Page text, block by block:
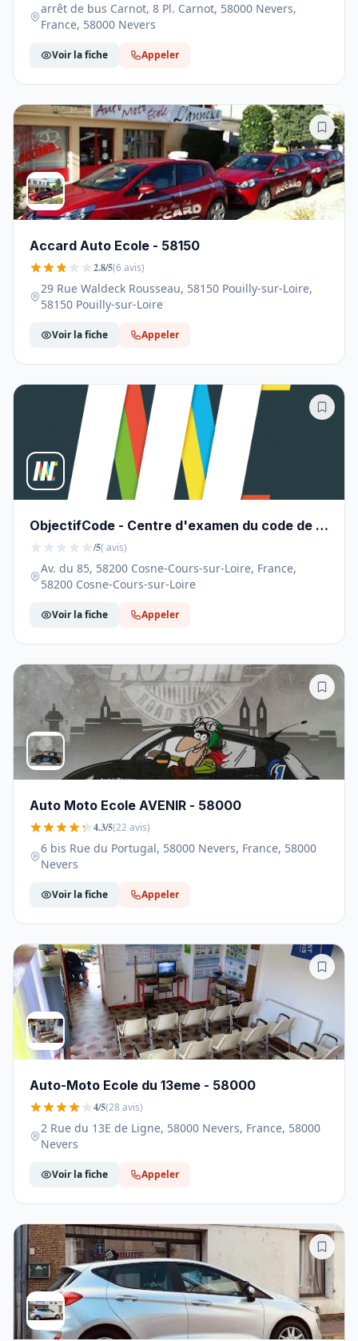
arrêt de bus Carnot, 8 Pl. Carnot, 58000 Nevers,
France, 58000 Nevers
Voir la fiche Appeler
Accard Auto Ecole - 58150
2.8/5(6 avis)
29 Rue Waldeck Rousseau, 58150 Pouilly-sur-Loire,
58150 Pouilly-sur-Loire
Voir la fiche Appeler
ObjectifCode - Centre d'examen du code de la
route Cosne-Cours-sur-Loire - 58200
/5( avis)
Av. du 85, 58200 Cosne-Cours-sur-Loire, France,
58200 Cosne-Cours-sur-Loire
Voir la fiche Appeler
Auto Moto Ecole AVENIR - 58000
4.3/5(22 avis)
6 bis Rue du Portugal, 58000 Nevers, France, 58000
Nevers
Voir la fiche Appeler
Auto-Moto Ecole du 13eme - 58000
4/5(28 avis)
2 Rue du 13E de Ligne, 58000 Nevers, France, 58000
Nevers
Voir la fiche Appeler